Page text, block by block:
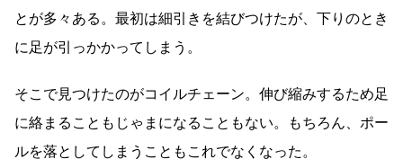
とが多々ある。最初は細引きを結びつけたが、下りのとき
に足が引っかかってしまう。
そこで見つけたのがコイルチェーン。伸び縮みするため足
に絡まることもじゃまになることもない。もちろん、ポー
ルを落としてしまうこともこれでなくなった。